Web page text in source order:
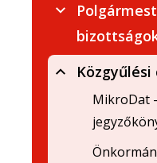
MikroDat